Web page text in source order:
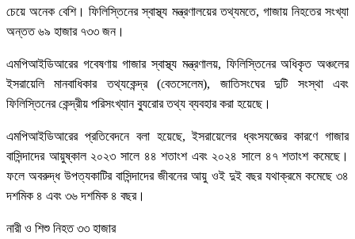
চেয়ে অনেক বেশি। ফিলিস্তিনের স্বাস্থ্য মন্ত্রণালয়ের তথ্যমতে, গাজায় নিহতের সংখ্যা
অন্তত ৬৯ হাজার ৭৩৩ জন।
এমপিআইডিআরের গবেষণায় গাজার স্বাস্থ্য মন্ত্রণালয়, ফিলিস্তিনের অধিকৃত অঞ্চলের
ইসরায়েলি মানবাধিকার তথ্যকেন্দ্র (বেতসেলেম), জাতিসংঘের দুটি সংস্থা এবং
ফিলিস্তিনের কেন্দ্রীয় পরিসংখ্যান ব্যুরোর তথ্য ব্যবহার করা হয়েছে।
এমপিআইডিআরের প্রতিবেদনে বলা হয়েছে, ইসরায়েলের ধ্বংসযজ্ঞের কারণে গাজার
বাসিন্দাদের আয়ুষ্কাল ২০২৩ সালে ৪৪ শতাংশ এবং ২০২৪ সালে ৪৭ শতাংশ কমেছে।
ফলে অবরুদ্ধ উপত্যকাটির বাসিন্দাদের জীবনের আয়ু ওই দুই বছর যথাক্রমে কমেছে ৩৪
দশমিক ৪ এবং ৩৬ দশমিক ৪ বছর।
নারী ও শিশু নিহত ৩৩ হাজার